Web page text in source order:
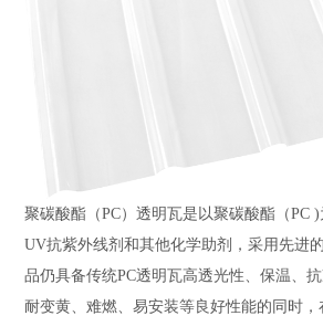
聚碳酸酯（PC）透明瓦是以聚碳酸酯（PC
UV抗紫外线剂和其他化学助剂，采用先进
品仍具备传统PC透明瓦高透光性、保温、
耐变黄、难燃、易安装等良好性能的同时